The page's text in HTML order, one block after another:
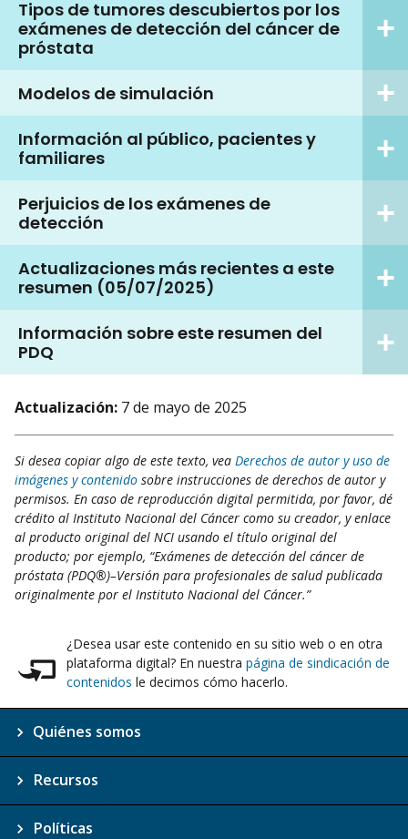
Tipos de tumores descubiertos por los
exámenes de detección del cáncer de
próstata
Modelos de simulación
Información al público, pacientes y
familiares
Perjuicios de los exámenes de
detección
Actualizaciones más recientes a este
resumen (05/07/2025)
Información sobre este resumen del
PDQ
Actualización: 7 de mayo de 2025
Si desea copiar algo de este texto, vea Derechos de autor y uso de
imágenes y contenido sobre instrucciones de derechos de autor y
permisos. En caso de reproducción digital permitida, por favor, dé
crédito al Instituto Nacional del Cáncer como su creador, y enlace
al producto original del NCI usando el título original del
producto; por ejemplo, “Exámenes de detección del cáncer de
próstata (PDQ®)–Versión para profesionales de salud publicada
originalmente por el Instituto Nacional del Cáncer.”
¿Desea usar este contenido en su sitio web o en otra
plataforma digital? En nuestra página de sindicación de
contenidos le decimos cómo hacerlo.
Quiénes somos
Recursos
Políticas